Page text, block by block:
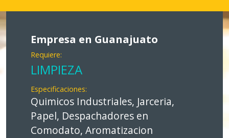
Empresa en Guanajuato
Requiere:
LIMPIEZA
Especificaciones:
Quimicos Industriales, Jarceria,
Papel, Despachadores en
Comodato, Aromatizacion